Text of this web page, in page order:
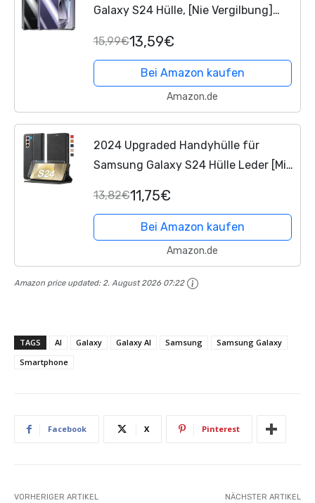
Galaxy S24 Hülle, [Nie Vergilbung]
Rundumschutz Schutzhülle Cover [1
Handyhülle+2...
15,99€13,59€
Bei Amazon kaufen
Amazon.de
2024 Upgraded Handyhülle für
Samsung Galaxy S24 Hülle Leder [Mit
S24 5G Hülle Klappbar Leder Flip
Wallet Stoßfeste Case...
13,82€11,75€
Bei Amazon kaufen
Amazon.de
Amazon price updated:2. August 2026 07:22
TAGS AI Galaxy Galaxy AI Samsung
Samsung Galaxy
Smartphone
Facebook X Pinterest
VORHERIGER ARTIKEL NÄCHSTER ARTIKEL